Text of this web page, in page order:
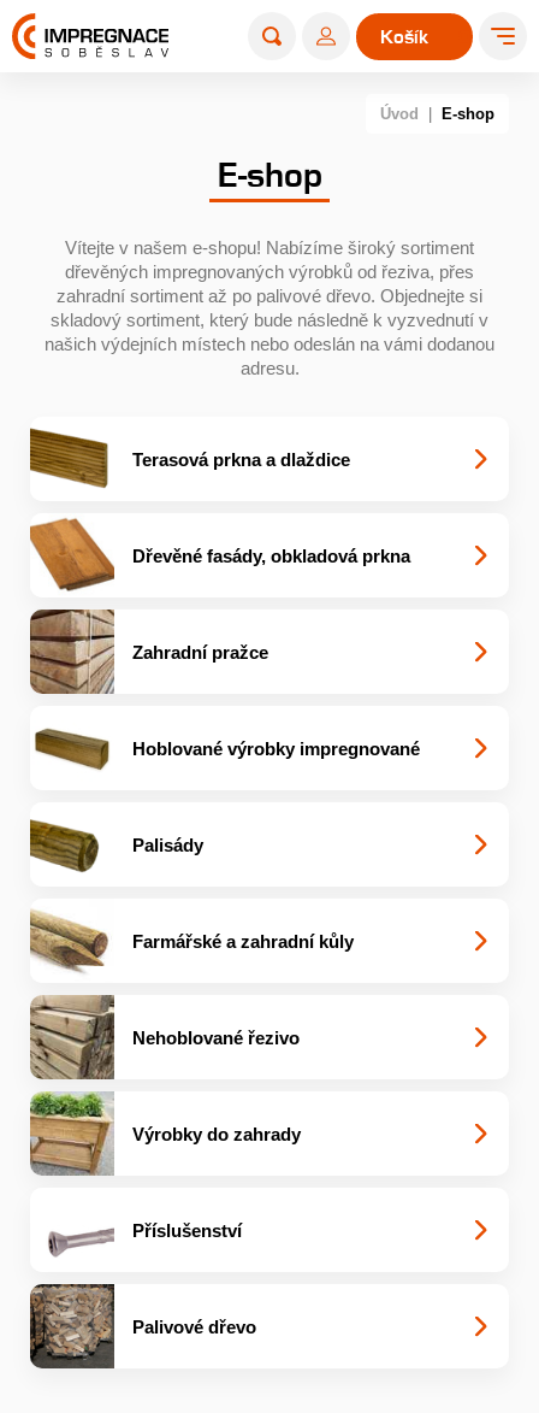
0
Košík
Úvod E-shop
E-shop
Vítejte v našem e-shopu! Nabízíme široký sortiment
dřevěných impregnovaných výrobků od řeziva, přes
zahradní sortiment až po palivové dřevo. Objednejte si
skladový sortiment, který bude následně k vyzvednutí v
našich výdejních místech nebo odeslán na vámi dodanou
adresu.
Terasová prkna a dlaždice
Dřevěné fasády, obkladová prkna
Zahradní pražce
Hoblované výrobky impregnované
Palisády
Farmářské a zahradní kůly
Nehoblované řezivo
Výrobky do zahrady
Příslušenství
Palivové dřevo